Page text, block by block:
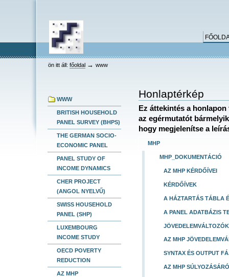
HEV
ön itt áll: főoldal → www
WWW
BRITISH HOUSEHOLD
PANEL SURVEY (BHPS)
THE GERMAN SOCIO-
ECONOMIC PANEL
PANEL STUDY OF
INCOME DYNAMICS
CHER PROJECT
(ANGOL NYELVŰ)
SWISS HOUSEHOLD
PANEL (SHP)
LUXEMBOURG
INCOME STUDY
OECD POVERTY
REDUCTION
AZ MHP
Honlaptérkép
Ez áttekintés a
az egérmutatót
hogy megjelenítse a
MHP
MHP_DOKUMENTÁCIÓ
AZ MHP KÉRDŐÍVEI
KÉRDŐÍVEK
A HÁZTARTÁS TÁBLA
A PANEL ADATBÁZIS
AZ MHP
SYNTAX ÉS OUTPUT
AZ MHP